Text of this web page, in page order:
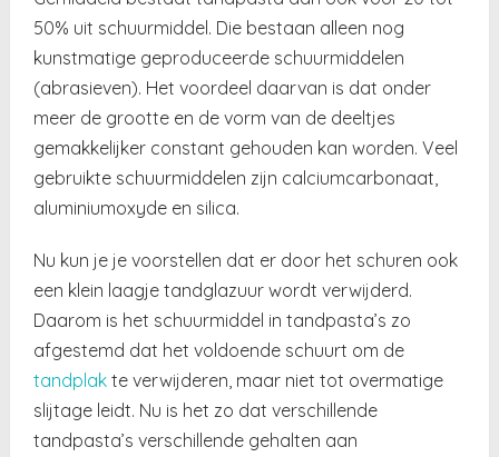
50% uit schuurmiddel. Die bestaan alleen nog
kunstmatige geproduceerde schuurmiddelen
(abrasieven). Het voordeel daarvan is dat onder
meer de grootte en de vorm van de deeltjes
gemakkelijker constant gehouden kan worden. Veel
gebruikte schuurmiddelen zijn calciumcarbonaat,
aluminiumoxyde en silica.
Nu kun je je voorstellen dat er door het schuren ook
een klein laagje tandglazuur wordt verwijderd.
Daarom is het schuurmiddel in tandpasta’s zo
afgestemd dat het voldoende schuurt om de
tandplak te verwijderen, maar niet tot overmatige
slijtage leidt. Nu is het zo dat verschillende
tandpasta’s verschillende gehalten aan